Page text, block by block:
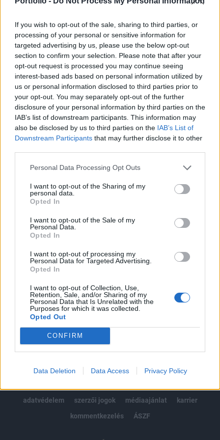
If you wish to opt-out of the sale, sharing to third parties, or
processing of your personal or sensitive information for
targeted advertising by us, please use the below opt-out
section to confirm your selection. Please note that after your
opt-out request is processed you may continue seeing
interest-based ads based on personal information utilized by
us or personal information disclosed to third parties prior to
your opt-out. You may separately opt-out of the further
disclosure of your personal information by third parties on the
IAB’s list of downstream participants. This information may
also be disclosed by us to third parties on the IAB’s List of
Downstream Participants that may further disclose it to other
Personal Data Processing Opt Outs
I want to opt-out of the Sharing of my
personal data.
Opted In
I want to opt-out of the Sale of my
Personal Data.
Opted In
I want to opt-out of processing my
Personal Data for Targeted Advertising.
Opted In
I want to opt-out of Collection, Use,
Retention, Sale, and/or Sharing of my
Personal Data that Is Unrelated with the
Purposes for which it was collected.
Opted Out
CONFIRM
Data Deletion Data Access Privacy Policy
A hírközlési törvénynek megfelelő árak alkalmazása a
jelenlegi 37 forintos végződtetési díj csökkenését
eredményezheti, azonban mivel konkrétumok és a
határozat tartalmi részei még nem ismertek, a kérdést
óvatosan kell kezelni. Csak emlékeztetőül, a HDB korábban
már foglalkozott a V-fon és Vivendi között ezen a területen
felmerült jogvitával, amely eredménye a V-fon...
KEDVES OLVASÓNK!
A keresett cikk a portfolio.hu hírarchívumához
tartozik, melynek olvasása előfizetéses
Az előfizetés a következőket tartalmazza:
Portfolio.hu teljes cikkarchívum
Kötéslisták: BÉT elmúlt 2 év napon belüli
kötéslistái
Előfizetés
MÁR ELŐFIZETŐNK VAGY?BEJELENTKEZÉS
© 2026 Portfolio
adatvédelem
szerzői jogok médiaajánlat
karrier
kommentkezelés
ÁSZF